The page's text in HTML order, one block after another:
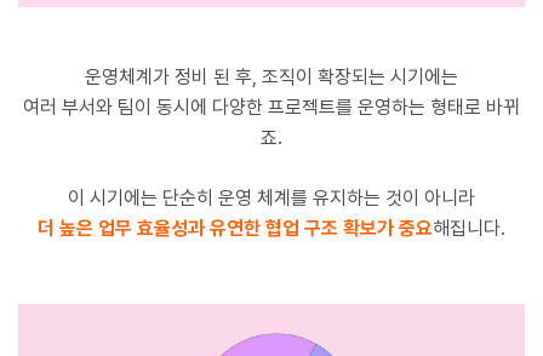
운영체계가 정비 된 후, 조직이 확장되는 시기에는
여러 부서와 팀이 동시에 다양한 프로젝트를 운영하는 형태로 바뀌
죠.
이 시기에는 단순히 운영 체계를 유지하는 것이 아니라
더 높은 업무 효율성과 유연한 협업 구조 확보가 중요해집니다.